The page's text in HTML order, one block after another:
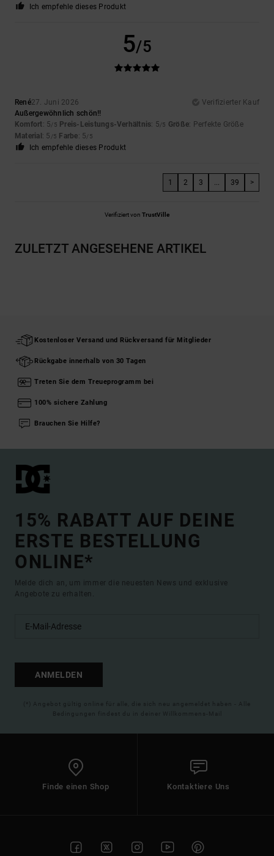
Ich empfehle dieses Produkt
5/5
René27. Juni 2026
Verifizierter Kauf
Außergewöhnlich schön!!
Komfort: 5/5 Preis-Leistungs-Verhältnis: 5/5 Größe: Perfekte Größe
Material: 5 /5 Farbe: 5/5
Ich empfehle dieses Produkt
1 2 3 39 >
Verifiziert von TrustVille
ZULETZT ANGESEHENE ARTIKEL
Kostenloser Versand und Rückversand für Mitglieder
Rückgabe innerhalb von 30 Tagen
Treten Sie dem Treueprogramm bei
100% sichere Zahlung
Brauchen Sie Hilfe?
15% RABATT AUF DEINE
ERSTE BESTELLUNG
ONLINE*
Melde dich an, um immer die neuesten News und exklusive
Angebote zu erhalten.
ANMELDEN
(*) Angebot gültig online für alle, die sich neu angemeldet haben - Alle
Bedingungen findest du in deiner Willkommens-Mail
Finde einen Shop Kontaktiere Uns